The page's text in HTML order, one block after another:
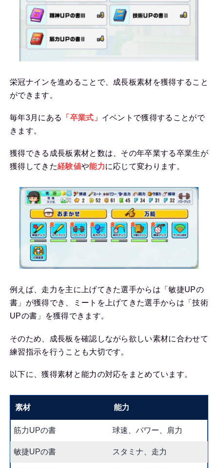
栄冠ナインを進めることで、成長板素材を獲得すること
ができます。
毎年3月にある 「卒業式」 イベントで獲得することがで
きます。
獲得できる成長板素材と数は、その年卒業する卒業生が
獲得してきた経験値や能力に応じて変わります。
例えば、走力を主に上げてきた選手からは「敏捷UPの
書」が獲得でき、ミートを上げてきた選手からは「技術
UPの書」を獲得できます。
そのため、成長板を確認しながら欲しい素材に合わせて
練習指示を行うことも大切です。
以下に、獲得素材と能力の対応をまとめています。
素材 能力
筋力UPの書 球速、パワー、肩力
敏捷UPの書 スタミナ、走力